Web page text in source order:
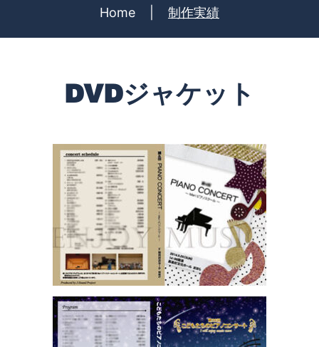
Home 制作実績
DVDジャケット